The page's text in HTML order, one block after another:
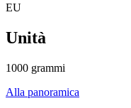
EU
Unità
1000 grammi
Alla panoramica